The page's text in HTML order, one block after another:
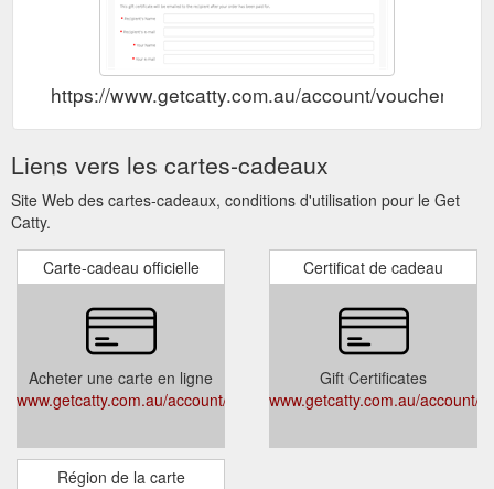
https://www.getcatty.com.au/account/voucher
Liens vers les cartes-cadeaux
Site Web des cartes-cadeaux, conditions d'utilisation pour le Get
Catty.
Carte-cadeau officielle
Acheter une carte en ligne
www.getcatty.com.au/account/voucher
Certificat de cadeau
Gift Certificates
www.getcatty.com.au/account/
Région de la carte